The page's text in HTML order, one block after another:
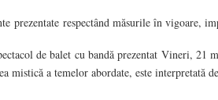
prezentate respectând măsurile în vigoare,
de balet cu bandă prezentat Vineri, 21
mistică a temelor abordate, este interpretată